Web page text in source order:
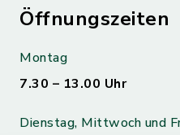
Öffnungszeiten
Montag
7.30 – 13.00 Uhr
Dienstag, Mittwoch und